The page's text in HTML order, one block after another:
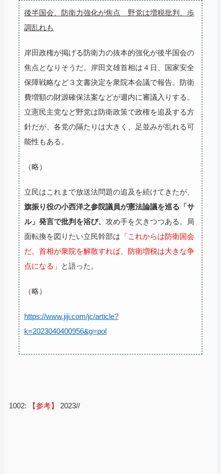
後半国会、防衛力強化が焦点 野党は増税批判、歩
調乱れも
岸田政権が掲げる防衛力の抜本的強化が後半国会の
焦点となりそうだ。岸田文雄首相は４日、国家安全
保障戦略など３文書決定を衆院本会議で報告。防衛
費増額の財源確保法案などが週内に審議入りする。
立憲民主党など野党は防衛政策で政権を追及する方
針だが、各党の隔たりは大きく、足並みが乱れる可
能性もある。
（略）
立民はこれまで放送法問題の追及を続けてきたが、
旗振り役の小西洋之参院議員が憲法論議を巡る「サ
ル」発言で批判を浴び、 攻め手を欠きつつある。局
面転換を図りたい立民幹部は 「これからは防衛国会
だ。首相が衆院を解散すれば、防衛増税は大きな争
点になる」
と語った。
（略）
https://www.jiji.com/jc/article?
k=2023040400956&g=pol
1002: 【参考】 2023//